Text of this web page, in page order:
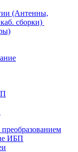
(Антенны,
сборки)
ИБП